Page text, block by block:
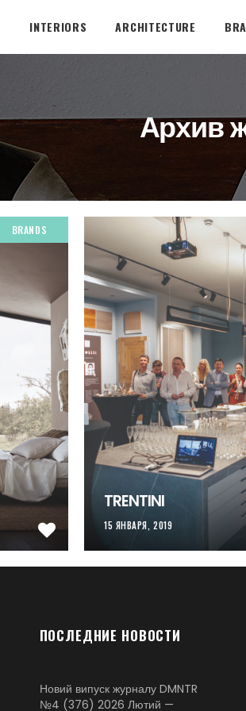
INTERIORS ARCHITECTURE
Архив
BRANDS
TRENTINI
15 ЯНВАРЯ, 2019
ПОСЛЕДНИЕ НОВОСТИ
Новий випуск журналу DMNTR
№4 (376) 2026 Лютий —